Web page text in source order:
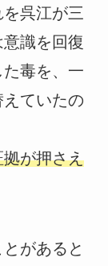
呉江が三
識を回復
毒を、一
ていたの
が押さえ
があると